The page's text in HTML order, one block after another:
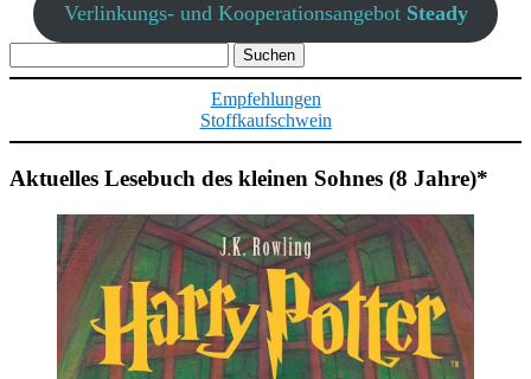
Verlinkungs- und Kooperationsangebot Steady
nach:
Empfehlungen
Stoffkaufschwein
Aktuelles Lesebuch des kleinen Sohnes (8 Jahre)*